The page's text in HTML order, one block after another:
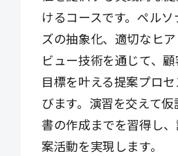
けるコースです。ペル
ズの抽象化、適切なヒ
ビュー技術を通じて、
目標を叶える提案プロ
びます。演習を交えて
書の作成までを習得し
案活動を実現します。